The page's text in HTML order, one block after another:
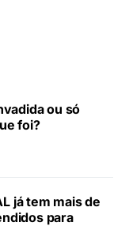
ou só
foi?
já tem mais de
para